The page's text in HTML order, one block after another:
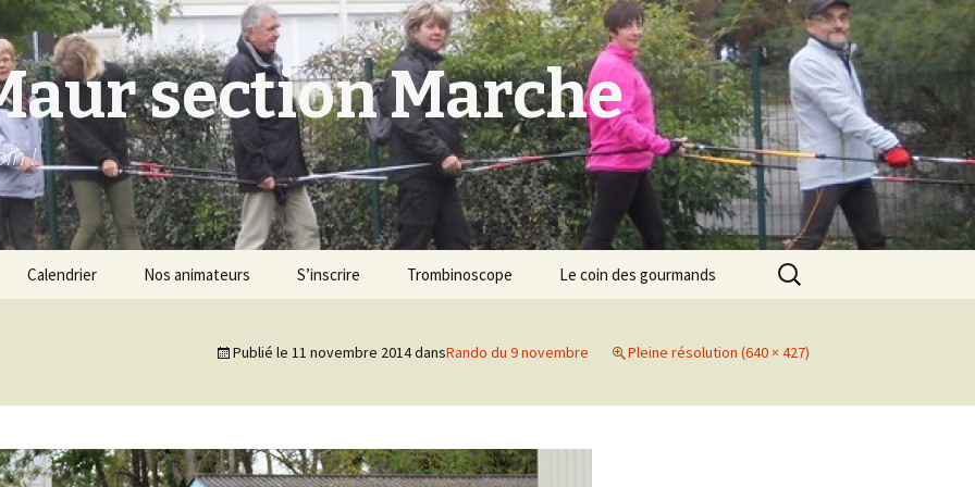
section Marche
!
Calendrier Nos animateurs S’inscrire Trombinoscope Le coin des gourmands
Rechercher :
Publié le 11 novembre 2014dansRando du 9 novembre Pleine résolution (640 × 427)